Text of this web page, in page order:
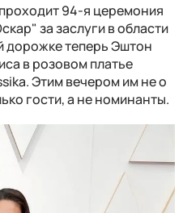
94-я церемония
за заслуги в области
дорожке теперь Эштон
в розовом платье
Этим вечером им не о
гости, а не номинанты.